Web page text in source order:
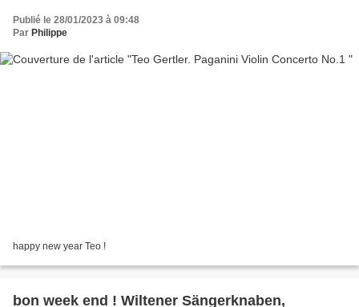
Publié le 28/01/2023 à 09:48
Par Philippe
happy new year Teo !
bon week end ! Wiltener Sängerknaben,